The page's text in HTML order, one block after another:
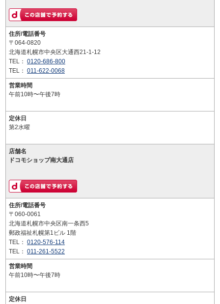
住所/電話番号
〒064-0820
北海道札幌市中央区大通西21-1-12
TEL： 0120-686-800
TEL： 011-622-0068
営業時間
午前10時〜午後7時
定休日
第2水曜
店舗名
ドコモショップ南大通店
住所/電話番号
〒060-0061
北海道札幌市中央区南一条西5
郵政福祉札幌第1ビル 1階
TEL： 0120-576-114
TEL： 011-261-5522
営業時間
午前10時〜午後7時
定休日